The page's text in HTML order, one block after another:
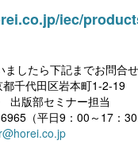
iec/
したら下記までお問合せ
千代田区岩本町1-2-19
版部セミナー担当
（平日9：00～17：30